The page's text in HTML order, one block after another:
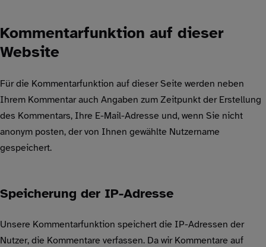
Kommentarfunktion auf dieser
Website
Für die Kommentarfunktion auf dieser Seite werden neben
Ihrem Kommentar auch Angaben zum Zeitpunkt der Erstellung
des Kommentars, Ihre E-Mail-Adresse und, wenn Sie nicht
anonym posten, der von Ihnen gewählte Nutzername
gespeichert.
Speicherung der IP-Adresse
Unsere Kommentarfunktion speichert die IP-Adressen der
Nutzer, die Kommentare verfassen. Da wir Kommentare auf